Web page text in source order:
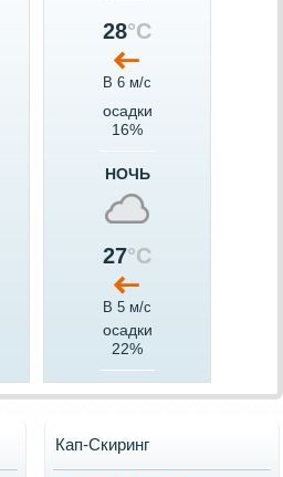
28°C
В 6 м/c
осадки
16%
НОЧЬ
27°C
В 5 м/c
осадки
22%
Кап-Скиринг